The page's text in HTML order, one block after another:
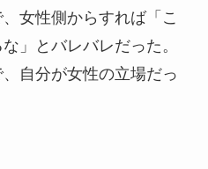
女性側からすれば「こ
」とバレバレだった。
自分が女性の立場だっ